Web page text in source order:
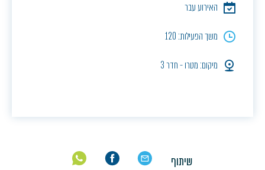
האירוע עבר
משך הפעילות: 120
מיקום: מטרו - חדר 3
שיתוף